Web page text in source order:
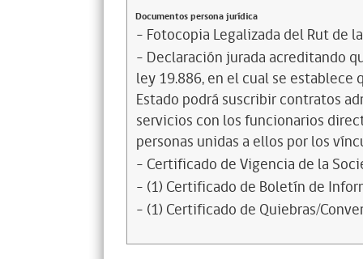
Documentos persona jurídica
- Fotocopia Legalizada del Rut de
- Declaración jurada acreditando
ley 19.886, en el cual se
Estado podrá suscribir contratos
servicios con los funcionarios
personas unidas a ellos por los
- Certificado de Vigencia de la
- (1) Certificado de Boletín de
- (1) Certificado de Quiebras/